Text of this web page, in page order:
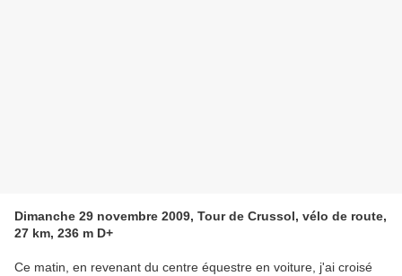
Dimanche 29 novembre 2009, Tour de Crussol, vélo de route,
27 km, 236 m D+
Ce matin, en revenant du centre équestre en voiture, j'ai croisé